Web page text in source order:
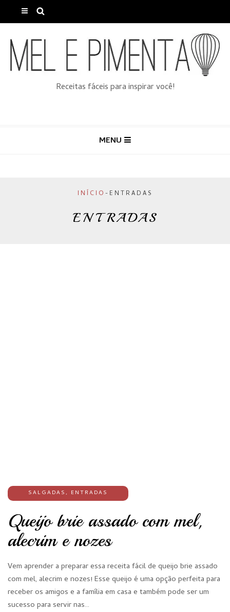
Receitas fáceis para inspirar você!
MENU
INÍCIO - ENTRADAS
ENTRADAS
SALGADAS, ENTRADAS
Queijo brie assado com mel,
alecrim e nozes
Vem aprender a preparar essa receita fácil de queijo brie assado
com mel, alecrim e nozes! Esse queijo é uma opção perfeita para
receber os amigos e a família em casa e também pode ser um
sucesso para servir nas…